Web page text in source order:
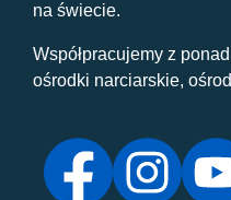
na świecie.
Współpracujemy z
ośrodki narciarskie,